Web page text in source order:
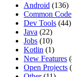
Android (136)
Common Code
Dev Tools (44)
Java (22)
Jobs (10)
Kotlin (1)
New Features
Open Projects